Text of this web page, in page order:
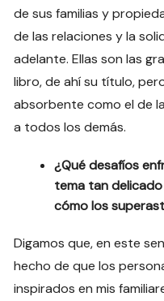
de sus familias y
de las relaciones y la
adelante. Ellas son las
libro, de ahí su título,
absorbente como el de
a todos los demás.
¿Qué desafíos
tema tan
cómo los
Digamos que, en este
hecho de que los
inspirados en mis